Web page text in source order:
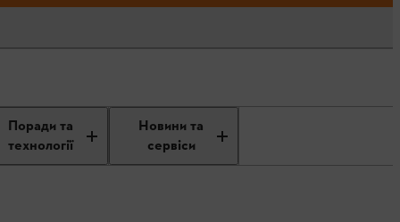
Поради та
технології
Новини та
сервіси